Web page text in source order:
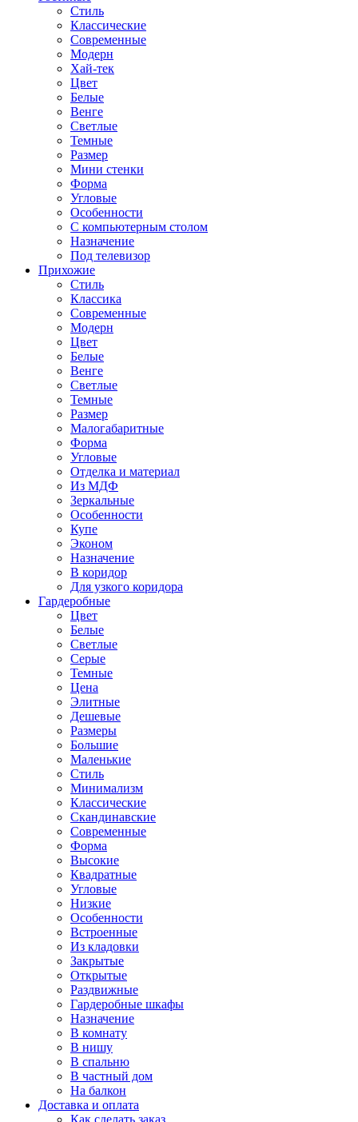
Стиль
Классические
Современные
Модерн
Хай-тек
Цвет
Белые
Венге
Светлые
Темные
Размер
Мини стенки
Форма
Угловые
Особенности
С компьютерным столом
Назначение
Под телевизор
Прихожие
Стиль
Классика
Современные
Модерн
Цвет
Белые
Венге
Светлые
Темные
Размер
Малогабаритные
Форма
Угловые
Отделка и материал
Из МДФ
Зеркальные
Особенности
Купе
Эконом
Назначение
В коридор
Для узкого коридора
Гардеробные
Цвет
Белые
Светлые
Серые
Темные
Цена
Элитные
Дешевые
Размеры
Большие
Маленькие
Стиль
Минимализм
Классические
Скандинавские
Современные
Форма
Высокие
Квадратные
Угловые
Низкие
Особенности
Встроенные
Из кладовки
Закрытые
Открытые
Раздвижные
Гардеробные шкафы
Назначение
В комнату
В нишу
В спальню
В частный дом
На балкон
Доставка и оплата
Как сделать заказ